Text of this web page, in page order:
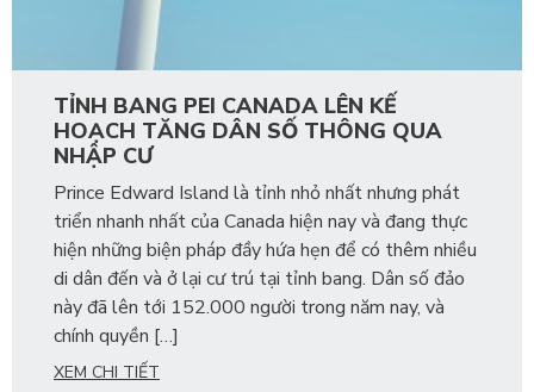
TỈNH BANG PEI CANADA LÊN KẾ
HOẠCH TĂNG DÂN SỐ THÔNG QUA
NHẬP CƯ
Prince Edward Island là tỉnh nhỏ nhất nhưng phát
triển nhanh nhất của Canada hiện nay và đang thực
hiện những biện pháp đầy hứa hẹn để có thêm nhiều
di dân đến và ở lại cư trú tại tỉnh bang. Dân số đảo
này đã lên tới 152.000 người trong năm nay, và
chính quyền […]
XEM CHI TIẾT